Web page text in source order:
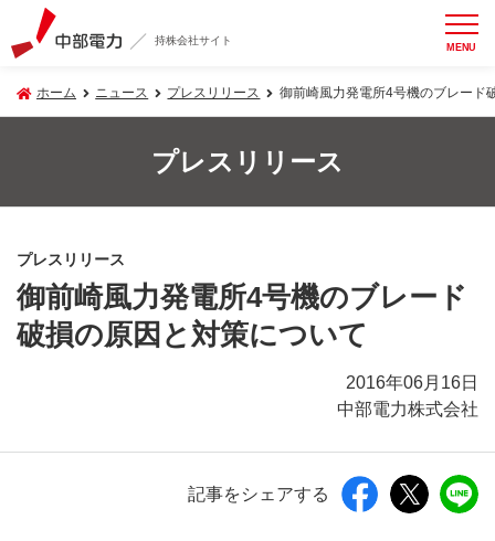
持株会社サイト MENU
ホーム ニュース プレスリリース 御前崎風力発電所4号機のブレード
プレスリリース
プレスリリース
御前崎風力発電所4号機のブレード
破損の原因と対策について
2016年06月16日
中部電力株式会社
記事をシェアする